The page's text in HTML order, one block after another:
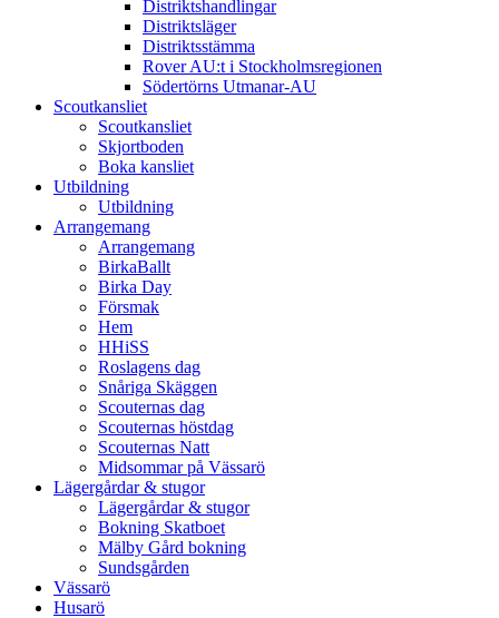
Distriktshandlingar
Distriktsläger
Distriktsstämma
Rover AU:t i Stockholmsregionen
Södertörns Utmanar-AU
Scoutkansliet
Scoutkansliet
Skjortboden
Boka kansliet
Utbildning
Utbildning
Arrangemang
Arrangemang
BirkaBallt
Birka Day
Försmak
Hem
HHiSS
Roslagens dag
Snåriga Skäggen
Scouternas dag
Scouternas höstdag
Scouternas Natt
Midsommar på Vässarö
Lägergårdar & stugor
Lägergårdar & stugor
Bokning Skatboet
Mälby Gård bokning
Sundsgården
Vässarö
Husarö